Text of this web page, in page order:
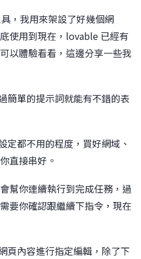
，我用來架設了好幾個網
使用到現在，lovable 已經有
以體驗看看，這邊分享一些我
簡單的提示詞就能有不錯的表
定都不用的程度，買好網域、
直接串好。
幫你連續執行到完成任務，過
要你確認跟繼續下指令，現在
頁內容進行指定編輯，除了下